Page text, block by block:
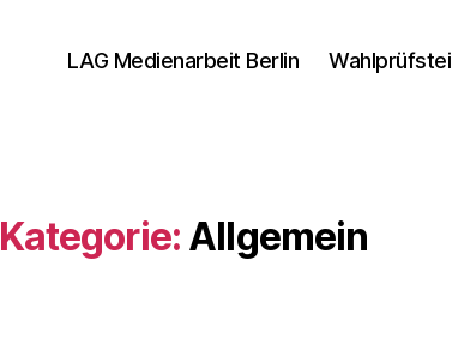
LAG Medienarbeit Berlin
Kategorie: Allgemein